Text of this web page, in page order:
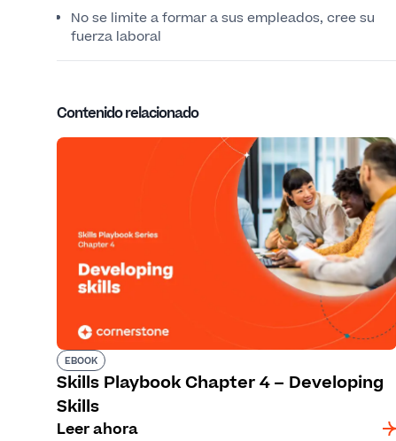
No se limite a formar a sus empleados, cree su
fuerza laboral
Contenido relacionado
EBOOK
Skills Playbook Chapter 4 – Developing
Skills
Leer ahora